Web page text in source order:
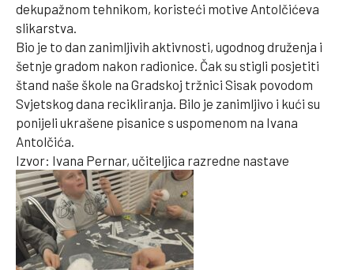
dekupažnom tehnikom, koristeći motive Antolčićeva
slikarstva.
Bio je to dan zanimljivih aktivnosti, ugodnog druženja i
šetnje gradom nakon radionice. Čak su stigli posjetiti
štand naše škole na Gradskoj tržnici Sisak povodom
Svjetskog dana recikliranja. Bilo je zanimljivo i kući su
ponijeli ukrašene pisanice s uspomenom na Ivana
Antolčića.
Izvor: Ivana Pernar, učiteljica razredne nastave